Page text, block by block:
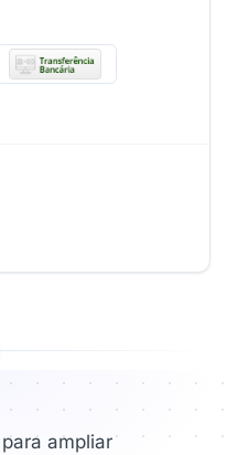
ampliar